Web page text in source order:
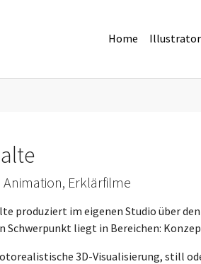
Home
Animation, Erklärfilme
produziert im eigenen Studio über
Schwerpunkt liegt in Bereichen:
3D-Visualisierung, still